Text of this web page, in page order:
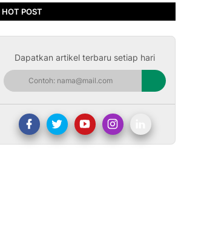
HOT POST
Dapatkan artikel terbaru setiap hari